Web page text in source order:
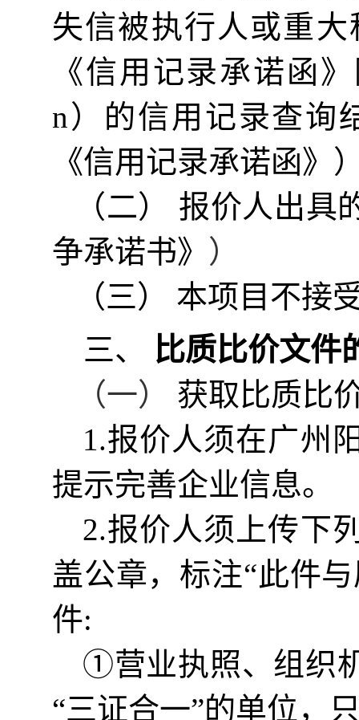
失信被执行人或重
《信用记录承诺函
n）的信用记录查询
《信用记录承诺函》
（二） 报价人出具
争承诺书》 ）
（三） 本项目不接
三、 比质比价文件
（一） 获取 比质比
1.报价人须在广州
提示完善企业信息。
2.报价人须上传下
盖公章，标注“此件
件:
①营业执照、组织
“三证合一”的单位，